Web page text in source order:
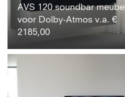
AVS 120 soundbar meubel
voor Dolby-Atmos v.a. €
2185,00